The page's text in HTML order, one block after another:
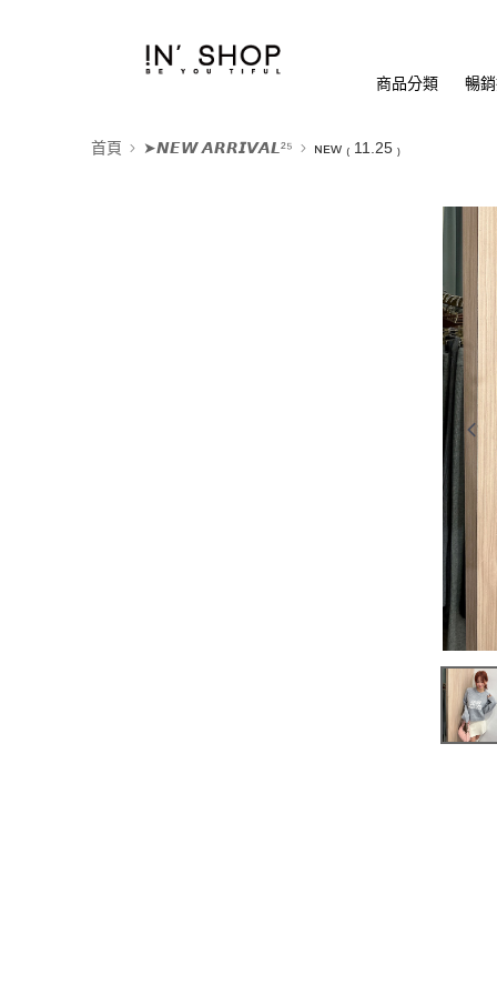
商品分類 暢
首頁 ➤𝙉𝙀𝙒 𝘼𝙍𝙍𝙄𝙑𝘼𝙇²⁵ ɴᴇᴡ ₍ 11.25 ₎